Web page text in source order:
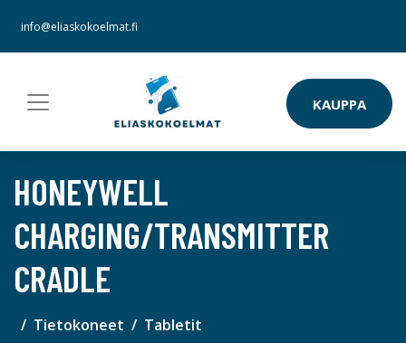
info@eliaskokoelmat.fi
KAUPPA
HONEYWELL
CHARGING/TRANSMITTER
CRADLE
Tietokoneet Tabletit